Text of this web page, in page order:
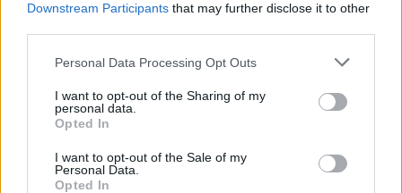
Downstream Participants that may further disclose it to other
Please note that this website/app uses one or more Google
not limited to your visit or usage behaviour. You may click to
grant or deny consent to Google and its third-party tags to
use your data for below specified purposes in below Google
consent section.
Personal Data Processing Opt Outs
I want to opt-out of the Sharing of my
personal data.
Opted In
I want to opt-out of the Sale of my
Personal Data.
Opted In